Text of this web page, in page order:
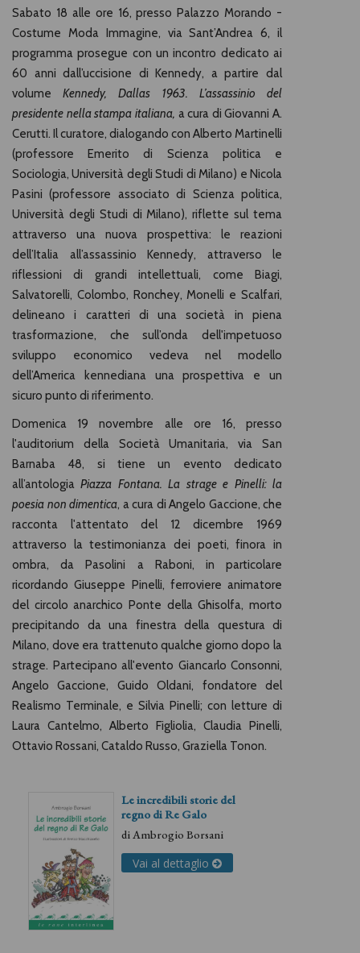
Sabato 18 alle ore 16, presso Palazzo Morando -
Costume Moda Immagine, via Sant’Andrea 6, il
programma prosegue con un incontro dedicato ai
60 anni dall’uccisione di Kennedy, a partire dal
volumeKennedy, Dallas 1963. L’assassinio del
presidente nella stampa italiana, a cura di Giovanni A.
Cerutti. Il curatore, dialogando con Alberto Martinelli
(professore Emerito di Scienza politica e
Sociologia, Università degli Studi di Milano) e Nicola
Pasini (professore associato di Scienza politica,
Università degli Studi di Milano), riflette sul tema
attraverso una nuova prospettiva: le reazioni
dell’Italia all’assassinio Kennedy, attraverso le
riflessioni di grandi intellettuali, come Biagi,
Salvatorelli, Colombo, Ronchey, Monelli e Scalfari,
delineano i caratteri di una società in piena
trasformazione, che sull’onda dell'impetuoso
sviluppo economico vedeva nel modello
dell’America kennediana una prospettiva e un
sicuro punto di riferimento.
Domenica 19 novembre alle ore 16, presso
l'auditorium della Società Umanitaria, via San
Barnaba 48, si tiene un evento dedicato
all’antologiaPiazza Fontana. La strage e Pinelli: la
poesia non dimentica, a cura di Angelo Gaccione, che
racconta l'attentato del 12 dicembre 1969
attraverso la testimonianza dei poeti, finora in
ombra, da Pasolini a Raboni, in particolare
ricordando Giuseppe Pinelli, ferroviere animatore
del circolo anarchico Ponte della Ghisolfa, morto
precipitando da una finestra della questura di
Milano, dove era trattenuto qualche giorno dopo la
strage. Partecipano all'evento Giancarlo Consonni,
Angelo Gaccione, Guido Oldani, fondatore del
Realismo Terminale, e Silvia Pinelli; con letture di
Laura Cantelmo, Alberto Figliolia, Claudia Pinelli,
Ottavio Rossani, Cataldo Russo, Graziella Tonon.
Le incredibili storie del
regno di Re Galo
diAmbrogio Borsani
Vai al dettaglio